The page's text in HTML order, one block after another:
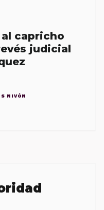
al capricho
judicial
NIVÓN